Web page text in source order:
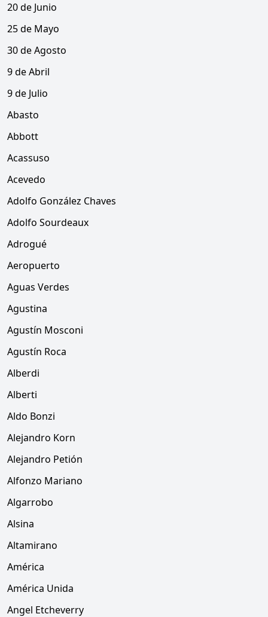
20 de Junio
25 de Mayo
30 de Agosto
9 de Abril
9 de Julio
Abasto
Abbott
Acassuso
Acevedo
Adolfo González Chaves
Adolfo Sourdeaux
Adrogué
Aeropuerto
Aguas Verdes
Agustina
Agustín Mosconi
Agustín Roca
Alberdi
Alberti
Aldo Bonzi
Alejandro Korn
Alejandro Petión
Alfonzo Mariano
Algarrobo
Alsina
Altamirano
América
América Unida
Angel Etcheverry